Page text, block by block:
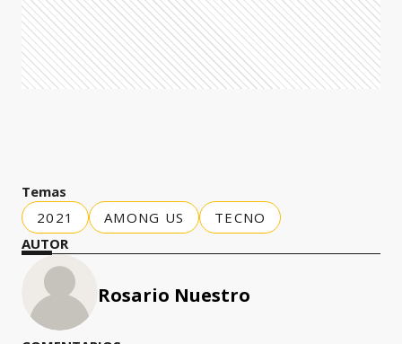
Temas
2021
AMONG US
TECNO
AUTOR
Rosario Nuestro